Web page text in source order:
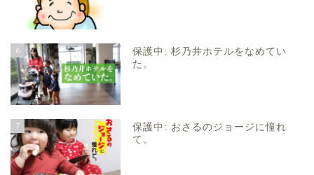
6
保護中: 杉乃井ホテルをなめてい
た。
7
保護中: おさるのジョージに憧れ
て。